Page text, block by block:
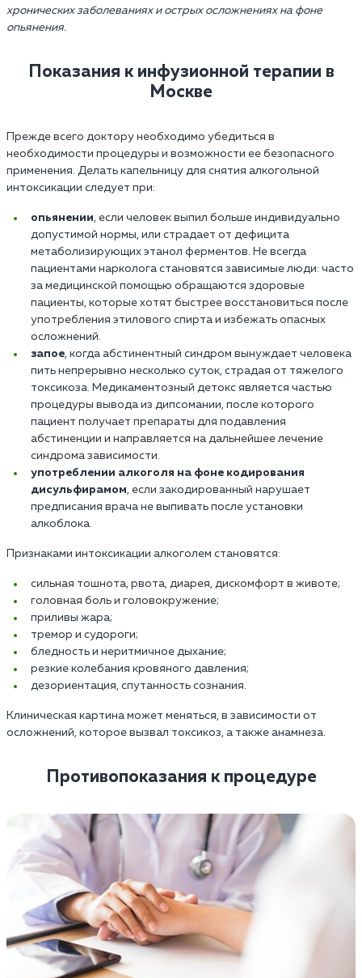
хронических заболеваниях и острых осложнениях на фоне
опьянения.
Показания к инфузионной терапии в
Москве
Прежде всего доктору необходимо убедиться в
необходимости процедуры и возможности ее безопасного
применения. Делать капельницу для снятия алкогольной
интоксикации следует при:
опьянении , если человек выпил больше индивидуально
допустимой нормы, или страдает от дефицита
метаболизирующих этанол ферментов. Не всегда
пациентами нарколога становятся зависимые люди: часто
за медицинской помощью обращаются здоровые
пациенты, которые хотят быстрее восстановиться после
употребления этилового спирта и избежать опасных
осложнений.
запое , когда абстинентный синдром вынуждает человека
пить непрерывно несколько суток, страдая от тяжелого
токсикоза. Медикаментозный детокс является частью
процедуры вывода из дипсомании, после которого
пациент получает препараты для подавления
абстиненции и направляется на дальнейшее лечение
синдрома зависимости.
употреблении алкоголя на фоне кодирования
дисульфирамом , если закодированный нарушает
предписания врача не выпивать после установки
алкоблока.
Признаками интоксикации алкоголем становятся:
сильная тошнота, рвота, диарея, дискомфорт в животе;
головная боль и головокружение;
приливы жара;
тремор и судороги;
бледность и неритмичное дыхание;
резкие колебания кровяного давления;
дезориентация, спутанность сознания.
Клиническая картина может меняться, в зависимости от
осложнений, которое вызвал токсикоз, а также анамнеза.
Противопоказания к процедуре